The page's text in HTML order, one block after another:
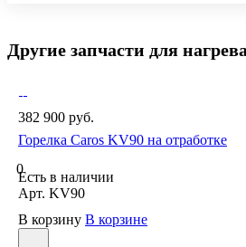
Другие запчасти для
382 900 руб.
Горелка Caros KV90 на отработке
0
Есть в наличии
Арт. KV90
В корзину В корзине